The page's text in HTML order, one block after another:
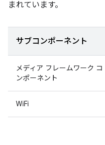
まれています。
サブコンポーネント
メディア フレームワーク コ
ンポーネント
WiFi